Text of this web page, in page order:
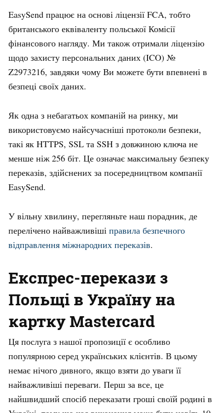
EasySend працює на основі ліцензії FCA, тобто
британського еквіваленту польської Комісії
фінансового нагляду. Ми також отримали ліцензію
щодо захисту персональних даних (ICO) №
Z2973216, завдяки чому Ви можете бути впевнені в
безпеці своїх даних.
Як одна з небагатьох компаній на ринку, ми
використовуємо найсучасніші протоколи безпеки,
такі як HTTPS, SSL та SSH з довжиною ключа не
менше ніж 256 біт. Це означає максимальну безпеку
переказів, здійснених за посередництвом компанії
EasySend.
У вільну хвилину, перегляньте наш порадник, де
перелічено найважливіші правила безпечного
відправлення міжнародних переказів.
Експрес-перекази з
Польщі в Україну на
картку Mastercard
Ця послуга з нашої пропозиції є особливо
популярною серед українських клієнтів. В цьому
немає нічого дивного, якщо взяти до уваги її
найважливіші переваги. Перш за все, це
найшвидший спосіб переказати гроші своїй родині в